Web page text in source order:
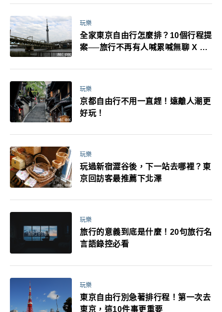
萬！注意事項一次看！
玩樂
全家東京自由行怎麼排？10個行程提
案──旅行不再有人喊累喊無聊 X 爸
玩樂
京都自由行不用一直趕！遠離人潮更
好玩！
玩樂
玩過新宿澀谷後，下一站去哪裡？東
京回訪客最推薦下北澤
玩樂
旅行的意義到底是什麼！20句旅行名
言語錄控必看
玩樂
東京自由行別急著排行程！第一次去
東京，這10件事更重要